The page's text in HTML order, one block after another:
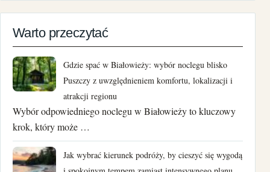
kwiecień 2024
marzec 2024
luty 2024
styczeń 2024
sierpień 2023
lipiec 2023
Warto przeczytać
Gdzie spać w Białowieży: wybór noclegu blisko
Puszczy z uwzględnieniem komfortu, lokalizacji i
atrakcji regionu
Wybór odpowiedniego noclegu w Białowieży to kluczowy
krok, który może …
Jak wybrać kierunek podróży, by cieszyć się wygodą